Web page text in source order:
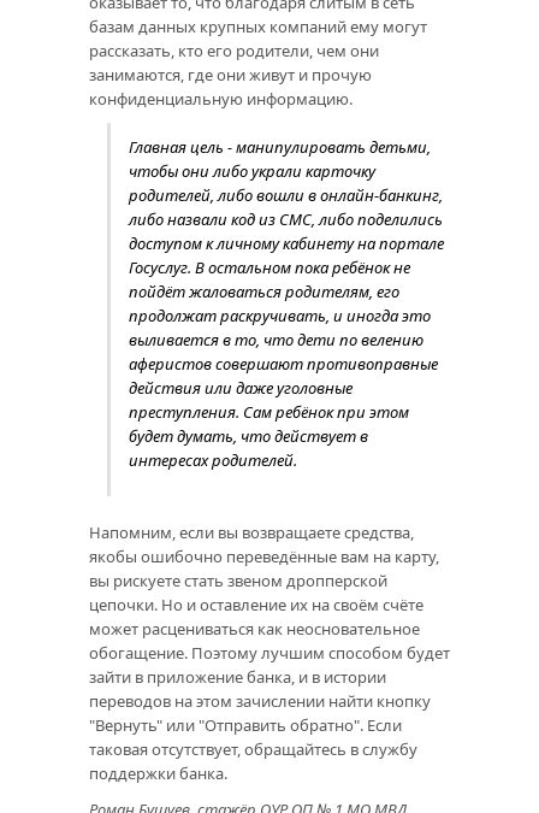
базам данных крупных компаний ему могут
рассказать, кто его родители, чем они
занимаются, где они живут и прочую
конфиденциальную информацию.
Главная цель - манипулировать детьми,
чтобы они либо украли карточку
родителей, либо вошли в онлайн-банкинг,
либо назвали код из СМС, либо поделились
доступом к личному кабинету на портале
Госуслуг. В остальном пока ребёнок не
пойдёт жаловаться родителям, его
продолжат раскручивать, и иногда это
выливается в то, что дети по велению
аферистов совершают противоправные
действия или даже уголовные
преступления. Сам ребёнок при этом
будет думать, что действует в
интересах родителей.
Напомним, если вы возвращаете средства,
якобы ошибочно переведённые вам на карту,
вы рискуете стать звеном дропперской
цепочки. Но и оставление их на своём счёте
может расцениваться как неосновательное
обогащение. Поэтому лучшим способом будет
зайти в приложение банка, и в истории
переводов на этом зачислении найти кнопку
"Вернуть" или "Отправить обратно". Если
таковая отсутствует, обращайтесь в службу
поддержки банка.